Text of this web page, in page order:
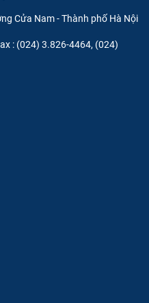
Cửa Nam - Thành phố Hà Nội
: (024) 3.826-4464, (024)